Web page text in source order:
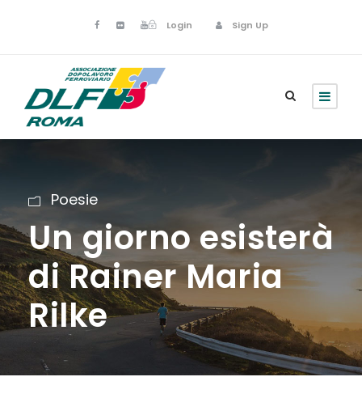
Login Sign Up
Poesie
Un giorno esisterà
di Rainer Maria
Rilke